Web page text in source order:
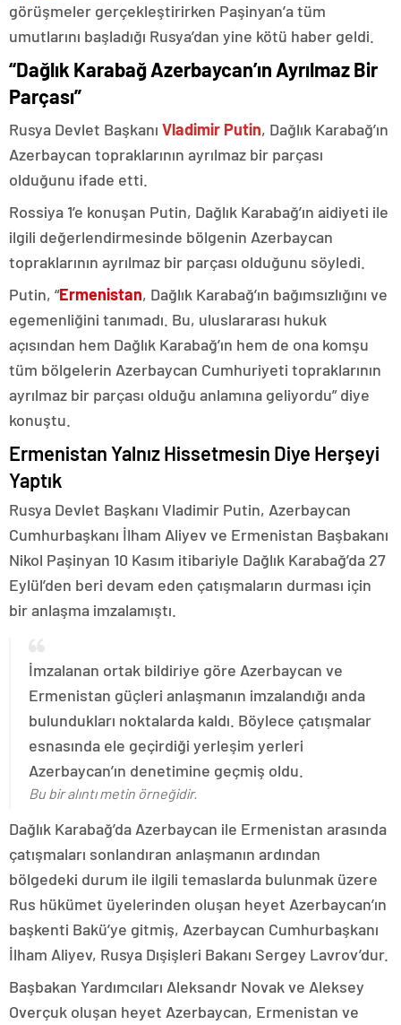
görüşmeler gerçekleştirirken Paşinyan’a tüm
umutlarını başladığı Rusya’dan yine kötü haber geldi.
“Dağlık Karabağ Azerbaycan’ın Ayrılmaz Bir
Parçası”
Rusya Devlet Başkanı Vladimir Putin, Dağlık Karabağ’ın
Azerbaycan topraklarının ayrılmaz bir parçası
olduğunu ifade etti.
Rossiya 1’e konuşan Putin, Dağlık Karabağ’ın aidiyeti ile
ilgili değerlendirmesinde bölgenin Azerbaycan
topraklarının ayrılmaz bir parçası olduğunu söyledi.
Putin, “Ermenistan, Dağlık Karabağ’ın bağımsızlığını ve
egemenliğini tanımadı. Bu, uluslararası hukuk
açısından hem Dağlık Karabağ’ın hem de ona komşu
tüm bölgelerin Azerbaycan Cumhuriyeti topraklarının
ayrılmaz bir parçası olduğu anlamına geliyordu” diye
konuştu.
Ermenistan Yalnız Hissetmesin Diye Herşeyi
Yaptık
Rusya Devlet Başkanı Vladimir Putin, Azerbaycan
Cumhurbaşkanı İlham Aliyev ve Ermenistan Başbakanı
Nikol Paşinyan 10 Kasım itibariyle Dağlık Karabağ’da 27
Eylül’den beri devam eden çatışmaların durması için
bir anlaşma imzalamıştı.
İmzalanan ortak bildiriye göre Azerbaycan ve
Ermenistan güçleri anlaşmanın imzalandığı anda
bulundukları noktalarda kaldı. Böylece çatışmalar
esnasında ele geçirdiği yerleşim yerleri
Azerbaycan’ın denetimine geçmiş oldu.
Bu bir alıntı metin örneğidir.
Dağlık Karabağ’da Azerbaycan ile Ermenistan arasında
çatışmaları sonlandıran anlaşmanın ardından
bölgedeki durum ile ilgili temaslarda bulunmak üzere
Rus hükümet üyelerinden oluşan heyet Azerbaycan’ın
başkenti Bakü’ye gitmiş, Azerbaycan Cumhurbaşkanı
İlham Aliyev, Rusya Dışişleri Bakanı Sergey Lavrov’dur.
Başbakan Yardımcıları Aleksandr Novak ve Aleksey
Overçuk oluşan heyet Azerbaycan, Ermenistan ve